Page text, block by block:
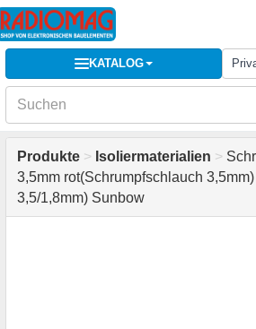
KATALOG
Produkte > Isoliermaterialien >
3,5mm rot(Schrumpfschlauch 3,5mm)
3,5/1,8mm) Sunbow